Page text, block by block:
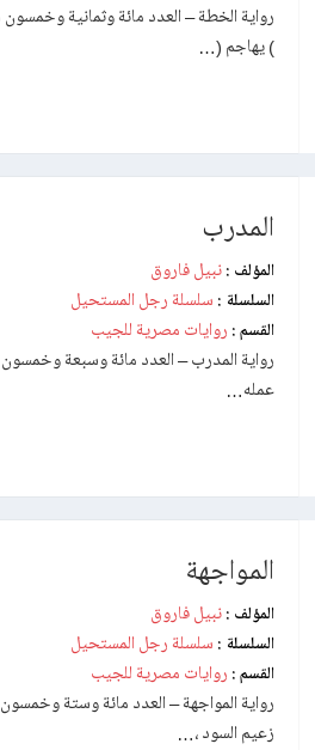
) يهاجم (…
المدرب
المؤلف :نبيل فاروق
السلسلة : سلسلة رجل المستحيل
القسم : روايات مصرية للجيب
عمله…
المواجهة
المؤلف :نبيل فاروق
السلسلة : سلسلة رجل المستحيل
القسم : روايات مصرية للجيب
زعيم السود ،…